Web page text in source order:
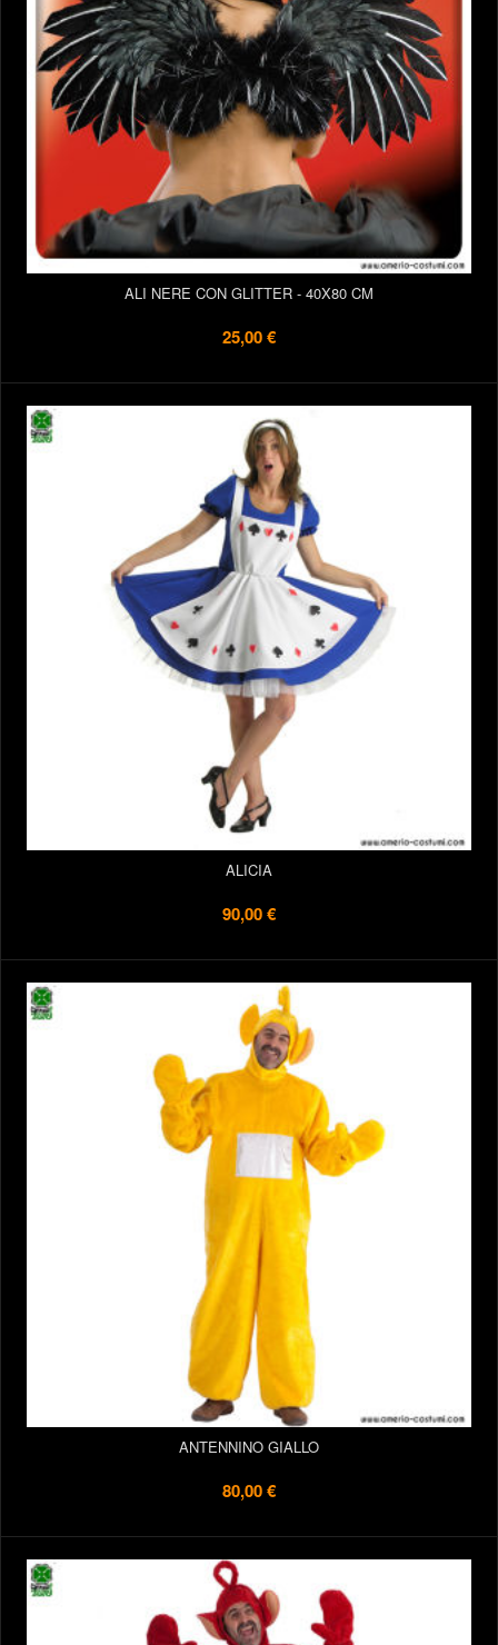
ALI NERE CON GLITTER - 40X80 CM
25,00 €
ALICIA
90,00 €
ANTENNINO GIALLO
80,00 €